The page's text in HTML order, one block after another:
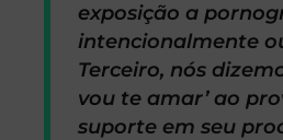
exposição a
intencionalmente
Terceiro, nós
vou te amar’ ao
suporte em seu